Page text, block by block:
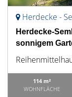
Herdecke -
Herdecke-
sonnigem
114 m²
WOHNFLÄCHE